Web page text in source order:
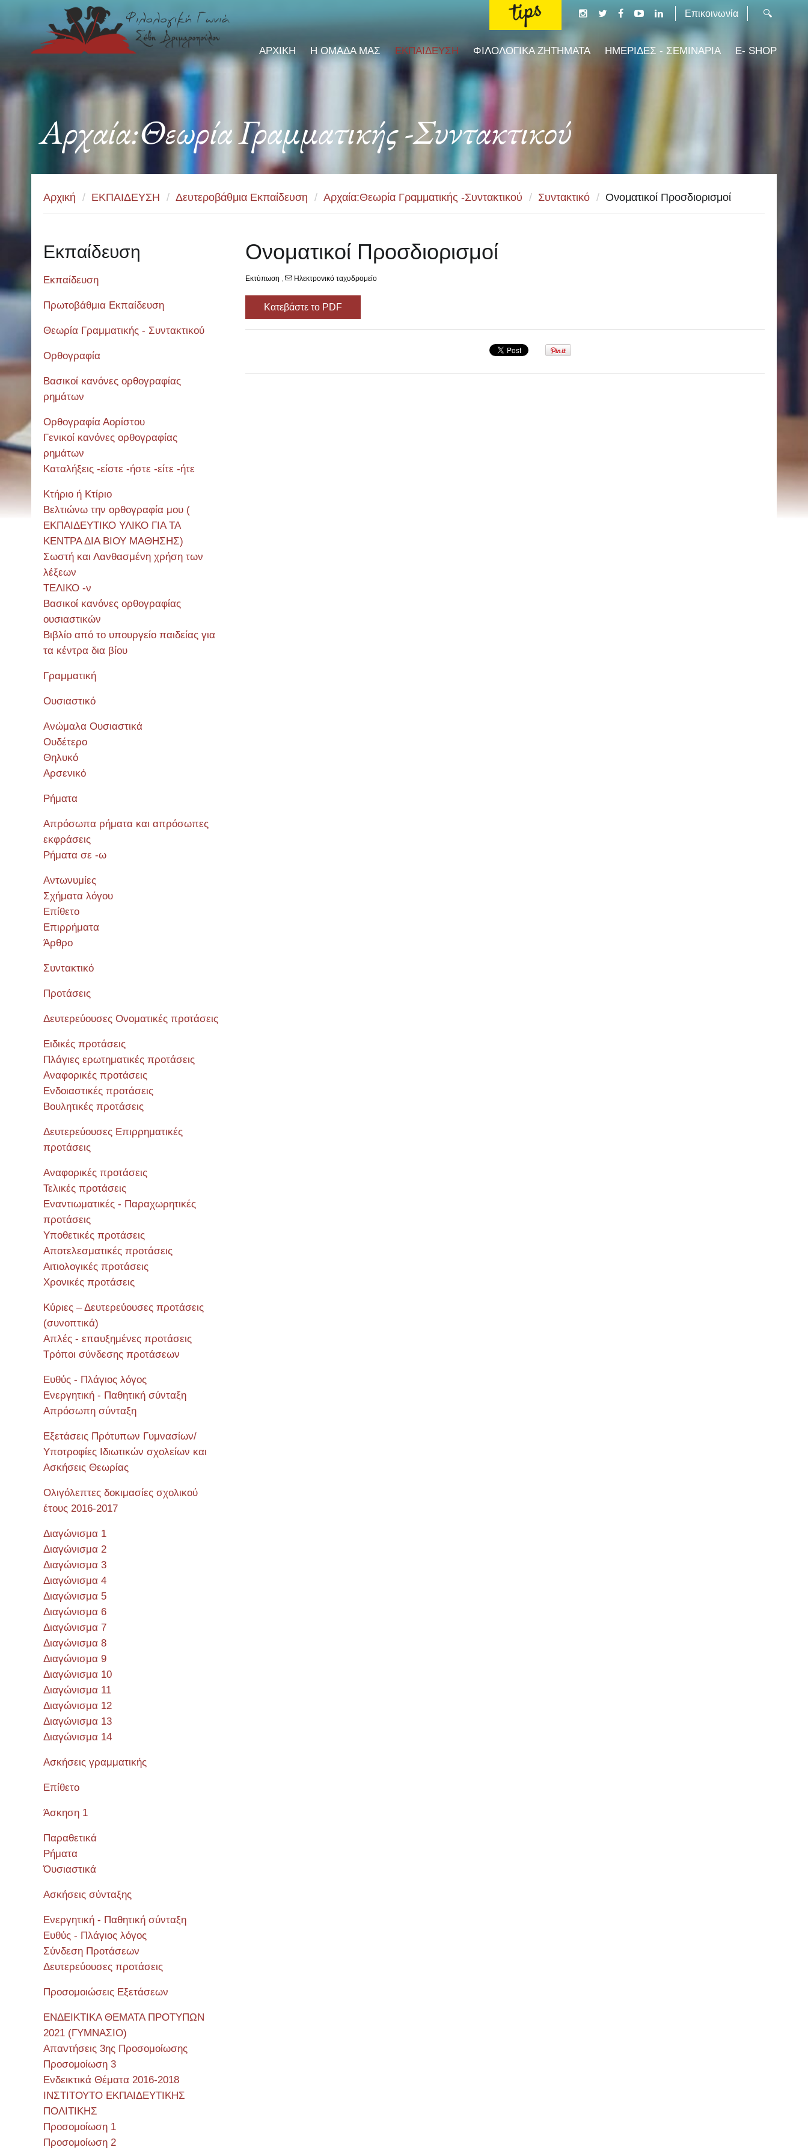
Επικοινωνία
ΑΡΧΙΚΗ Η ΟΜΑΔΑ ΜΑΣ ΕΚΠΑΙΔΕΥΣΗ ΦΙΛΟΛΟΓΙΚΑ ΖΗΤΗΜΑΤΑ ΗΜΕΡΙΔΕΣ - ΣΕΜΙΝΑΡΙΑ E- SHOP
Αρχαία:Θεωρία Γραμματικής -Συντακτικού
Αρχική / ΕΚΠΑΙΔΕΥΣΗ / Δευτεροβάθμια Εκπαίδευση / Αρχαία:Θεωρία Γραμματικής -Συντακτικού / Συντακτικό / Ονοματικοί Προσδιορισμοί
Ονοματικοί Προσδιορισμοί
Εκτύπωση , Ηλεκτρονικό ταχυδρομείο
Κατεβάστε το PDF
Εκπαίδευση
Εκπαίδευση
Πρωτοβάθμια Εκπαίδευση
Θεωρία Γραμματικής - Συντακτικού
Ορθογραφία
Βασικοί κανόνες ορθογραφίας
ρημάτων
Ορθογραφία Αορίστου
Γενικοί κανόνες ορθογραφίας
ρημάτων
Καταλήξεις -είστε -ήστε -είτε -ήτε
Κτήριο ή Κτίριο
Βελτιώνω την ορθογραφία μου (
ΕΚΠΑΙΔΕΥΤΙΚΟ ΥΛΙΚΟ ΓΙΑ ΤΑ
ΚΕΝΤΡΑ ΔΙΑ ΒΙΟΥ ΜΑΘΗΣΗΣ)
Σωστή και Λανθασμένη χρήση των
λέξεων
ΤΕΛΙΚΟ -ν
Βασικοί κανόνες ορθογραφίας
ουσιαστικών
Βιβλίο από το υπουργείο παιδείας για
τα κέντρα δια βίου
Γραμματική
Ουσιαστικό
Ανώμαλα Ουσιαστικά
Ουδέτερο
Θηλυκό
Αρσενικό
Ρήματα
Απρόσωπα ρήματα και απρόσωπες
εκφράσεις
Ρήματα σε -ω
Αντωνυμίες
Σχήματα λόγου
Επίθετο
Επιρρήματα
Άρθρο
Συντακτικό
Προτάσεις
Δευτερεύουσες Ονοματικές προτάσεις
Ειδικές προτάσεις
Πλάγιες ερωτηματικές προτάσεις
Αναφορικές προτάσεις
Ενδοιαστικές προτάσεις
Βουλητικές προτάσεις
Δευτερεύουσες Επιρρηματικές
προτάσεις
Αναφορικές προτάσεις
Τελικές προτάσεις
Εναντιωματικές - Παραχωρητικές
προτάσεις
Υποθετικές προτάσεις
Αποτελεσματικές προτάσεις
Αιτιολογικές προτάσεις
Χρονικές προτάσεις
Κύριες – Δευτερεύουσες προτάσεις
(συνοπτικά)
Απλές - επαυξημένες προτάσεις
Τρόποι σύνδεσης προτάσεων
Ευθύς - Πλάγιος λόγος
Ενεργητική - Παθητική σύνταξη
Απρόσωπη σύνταξη
Εξετάσεις Πρότυπων Γυμνασίων/
Υποτροφίες Ιδιωτικών σχολείων και
Ασκήσεις Θεωρίας
Ολιγόλεπτες δοκιμασίες σχολικού
έτους 2016-2017
Διαγώνισμα 1
Διαγώνισμα 2
Διαγώνισμα 3
Διαγώνισμα 4
Διαγώνισμα 5
Διαγώνισμα 6
Διαγώνισμα 7
Διαγώνισμα 8
Διαγώνισμα 9
Διαγώνισμα 10
Διαγώνισμα 11
Διαγώνισμα 12
Διαγώνισμα 13
Διαγώνισμα 14
Ασκήσεις γραμματικής
Επίθετο
Άσκηση 1
Παραθετικά
Ρήματα
Όυσιαστικά
Ασκήσεις σύνταξης
Ενεργητική - Παθητική σύνταξη
Ευθύς - Πλάγιος λόγος
Σύνδεση Προτάσεων
Δευτερεύουσες προτάσεις
Προσομοιώσεις Εξετάσεων
ΕΝΔΕΙΚΤΙΚΑ ΘΕΜΑΤΑ ΠΡΟΤΥΠΩΝ
2021 (ΓΥΜΝΑΣΙΟ)
Απαντήσεις 3ης Προσομοίωσης
Προσομοίωση 3
Ενδεικτικά Θέματα 2016-2018
ΙΝΣΤΙΤΟΥΤΟ ΕΚΠΑΙΔΕΥΤΙΚΗΣ
ΠΟΛΙΤΙΚΗΣ
Προσομοίωση 1
Προσομοίωση 2